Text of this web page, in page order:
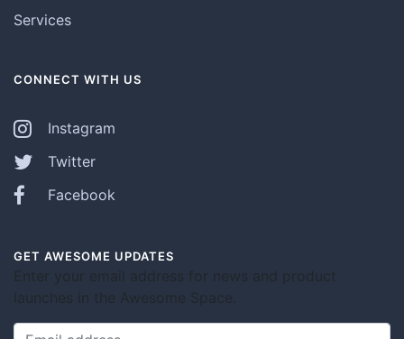
Services
CONNECT WITH US
Instagram
Twitter
Facebook
GET AWESOME UPDATES
Enter your email address for news and product
launches in the Awesome Space.